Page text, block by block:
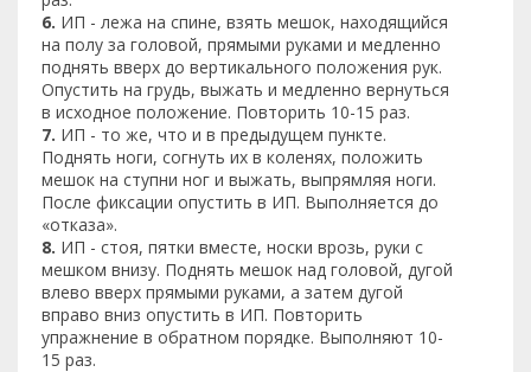
6. ИП - лежа на спине, взять мешок, находящийся
на полу за головой, прямыми руками и медленно
поднять вверх до вертикального положения рук.
Опустить на грудь, выжать и медленно вернуться
в исходное положение. Повторить 10-15 раз.
7. ИП - то же, что и в предыдущем пункте.
Поднять ноги, согнуть их в коленях, положить
мешок на ступни ног и выжать, выпрямляя ноги.
После фиксации опустить в ИП. Выполняется до
«отказа».
8. ИП - стоя, пятки вместе, носки врозь, руки с
мешком внизу. Поднять мешок над головой, дугой
влево вверх прямыми руками, а затем дугой
вправо вниз опустить в ИП. Повторить
упражнение в обратном порядке. Выполняют 10-
15 раз.